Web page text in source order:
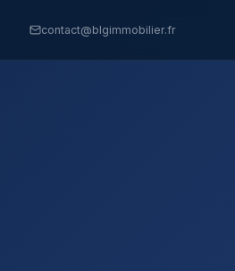
contact@blgimmobilier.fr